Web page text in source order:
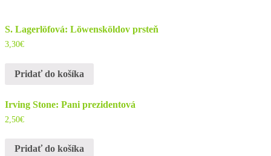
S. Lagerlöfová: Löwensköldov prsteň
3,30€
Pridať do košíka
Irving Stone: Pani prezidentová
2,50€
Pridať do košíka